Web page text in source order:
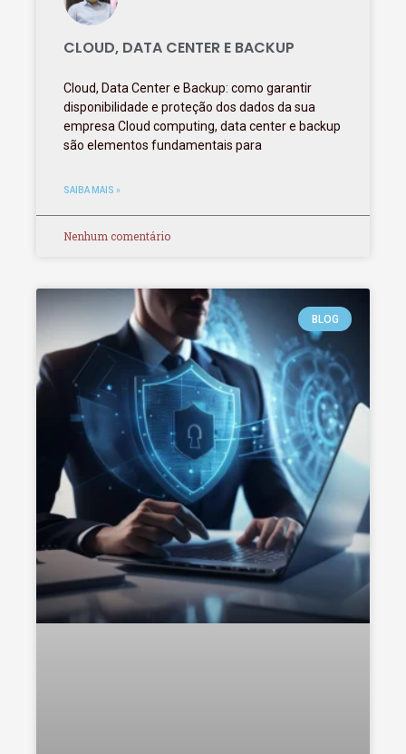
CLOUD, DATA CENTER E BACKUP
Cloud, Data Center e Backup: como garantir
disponibilidade e proteção dos dados da sua
empresa Cloud computing, data center e backup
são elementos fundamentais para
SAIBA MAIS »
Nenhum comentário
BLOG